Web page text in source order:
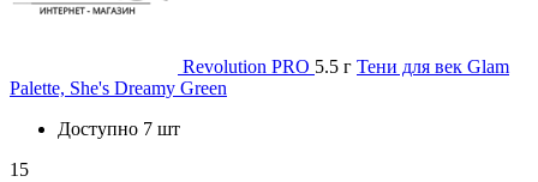
Revolution PRO 5.5 г Тени для век Glam
Palette, She's Dreamy Green
Доступно 7 шт
15